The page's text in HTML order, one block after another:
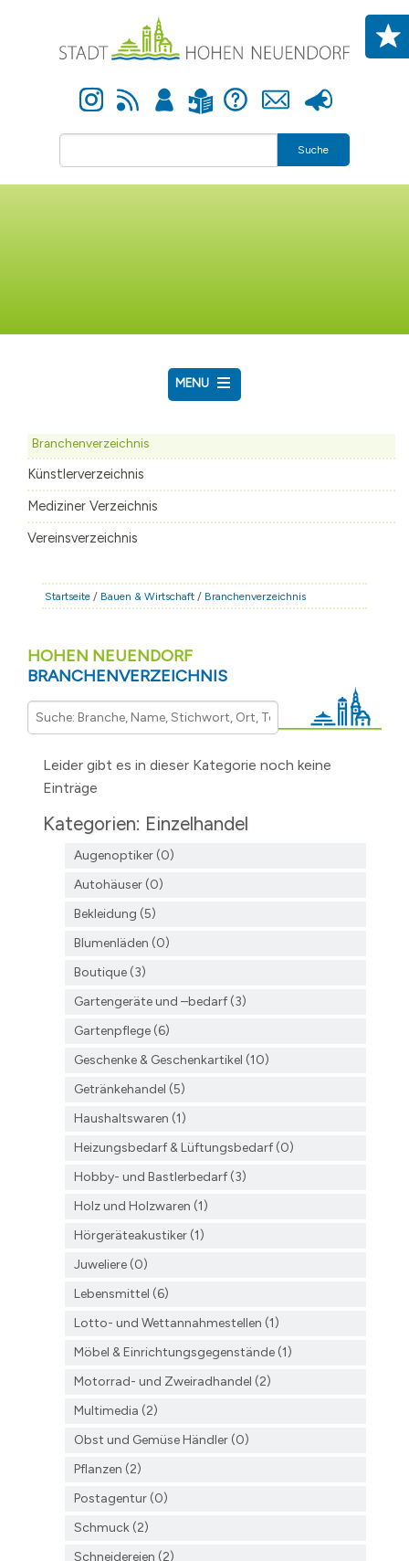
Instagram Newsfeed Anmelden Leichte Sprache Hilfe Kontakt Presse
Suche
MENU
RATHAUS & POLITIK
BÜRGERSERVICE
FAMILIE & BILDUNG
BAUEN & WIRTSCHAFT
Branchenverzeichnis
Künstlerverzeichnis
Mediziner Verzeichnis
Vereinsverzeichnis
Startseite / Bauen & Wirtschaft / Branchenverzeichnis
HOHEN NEUENDORF
BRANCHENVERZEICHNIS
Leider gibt es in dieser Kategorie noch keine
Einträge
Kategorien: Einzelhandel
Augenoptiker (0)
Autohäuser (0)
Bekleidung (5)
Blumenläden (0)
Boutique (3)
Gartengeräte und –bedarf (3)
Gartenpflege (6)
Geschenke & Geschenkartikel (10)
Getränkehandel (5)
Haushaltswaren (1)
Heizungsbedarf & Lüftungsbedarf (0)
Hobby- und Bastlerbedarf (3)
Holz und Holzwaren (1)
Hörgeräteakustiker (1)
Juweliere (0)
Lebensmittel (6)
Lotto- und Wettannahmestellen (1)
Möbel & Einrichtungsgegenstände (1)
Motorrad- und Zweiradhandel (2)
Multimedia (2)
Obst und Gemüse Händler (0)
Pflanzen (2)
Postagentur (0)
Schmuck (2)
Schneidereien (2)